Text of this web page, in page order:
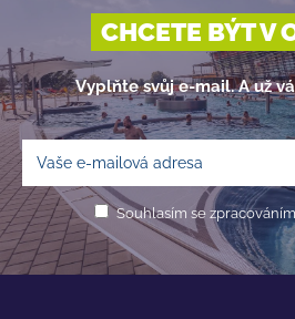
CHCETE BÝT V
Vyplňte svůj e-mail. A už
Souhlasím se